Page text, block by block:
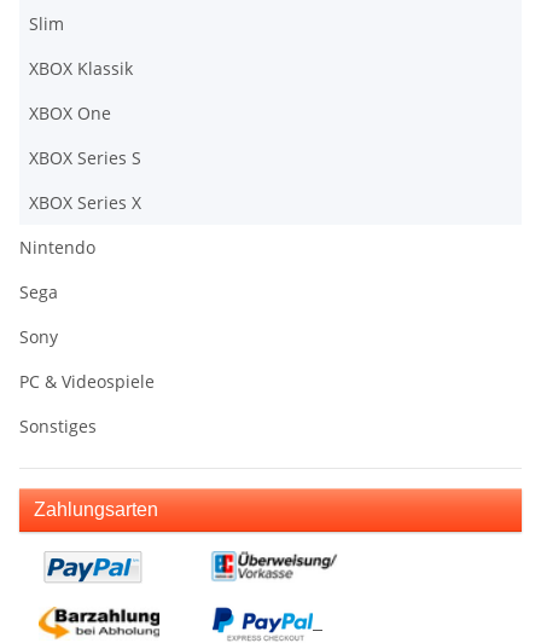
Slim
XBOX Klassik
XBOX One
XBOX Series S
XBOX Series X
Nintendo
Sega
Sony
PC & Videospiele
Sonstiges
Zahlungsarten